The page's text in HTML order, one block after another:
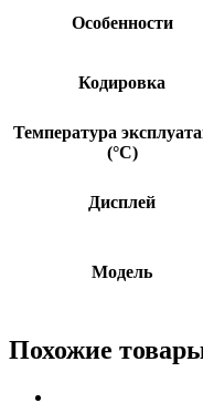
Особенности
Кодировка
Температура
(°C)
Дисплей
Модель
Похожие